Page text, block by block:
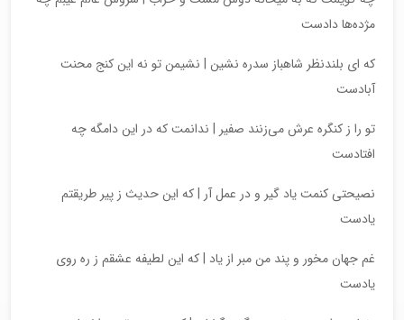
مژده‌ها دادست
که ای بلندنظر شاهباز سدره نشین | نشیمن تو نه این کنج محنت
آبادست
تو را ز کنگره عرش می‌زنند صفیر | ندانمت که در این دامگه چه
افتادست
نصیحتی کنمت یاد گیر و در عمل آر | که این حدیث ز پیر طریقتم
یادست
غم جهان مخور و پند من مبر از یاد | که این لطیفه عشقم ز ره روی
یادست